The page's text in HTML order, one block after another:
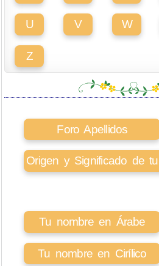
U V W
Z
Foro Apellidos
Origen y Significado de
Tu nombre en Árabe
Tu nombre en Cirílico